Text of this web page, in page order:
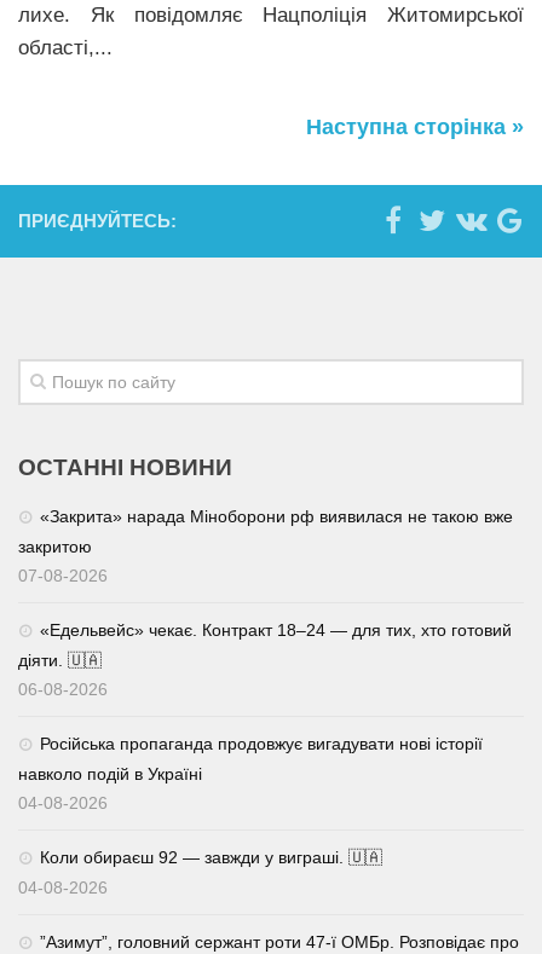
лихе. Як повідомляє Нацполіція Житомирської
області,...
Наступна сторінка »
ПРИЄДНУЙТЕСЬ:
ОСТАННІ НОВИНИ
«Закрита» нарада Міноборони рф виявилася не такою вже
закритою
07-08-2026
«Едельвейс» чекає. Контракт 18–24 — для тих, хто готовий
діяти. 🇺🇦
06-08-2026
Російська пропаганда продовжує вигадувати нові історії
навколо подій в Україні
04-08-2026
Коли обираєш 92 — завжди у виграші. 🇺🇦
04-08-2026
⁨”Азимут”, головний сержант роти 47-ї ОМБр. Розповідає про